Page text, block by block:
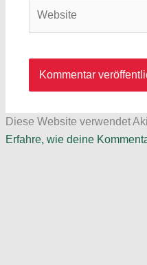
Diese Website verwendet
Erfahre, wie deine